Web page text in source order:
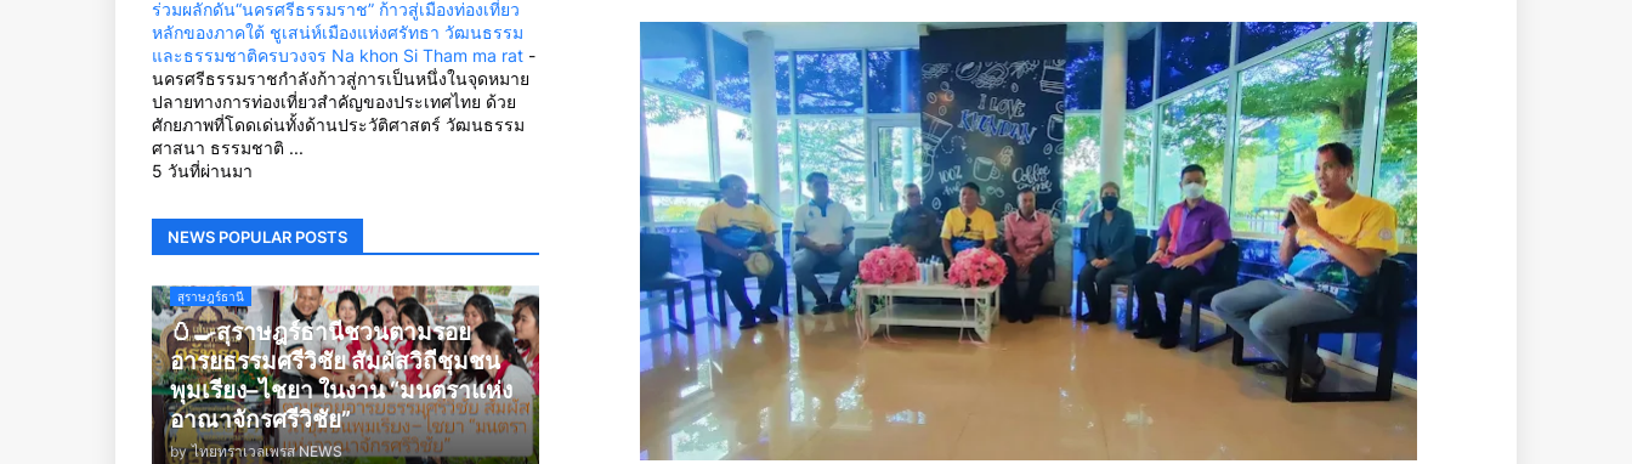
ร่วมผลักดัน“นครศรีธรรมราช” ก้าวสู่เมืองท่องเที่ยว
หลักของภาคใต้ ชูเสน่ห์เมืองแห่งศรัทธา วัฒนธรรม
และธรรมชาติครบวงจร Na khon Si Tham ma rat -
นครศรีธรรมราชกำลังก้าวสู่การเป็นหนึ่งในจุดหมาย
ปลายทางการท่องเที่ยวสำคัญของประเทศไทย ด้วย
ศักยภาพที่โดดเด่นทั้งด้านประวัติศาสตร์ วัฒนธรรม
ศาสนา ธรรมชาติ ...
5 วันที่ผ่านมา
NEWS POPULAR POSTS
สุราษฎร์ธานี
🥚🍳สุราษฎร์ธานีชวนตามรอย
อารยธรรมศรีวิชัย สัมผัสวิถีชุมชน
พุมเรียง–ไชยา ในงาน “มนตราแห่ง
อาณาจักรศรีวิชัย”
by ไทยทราเวลเพรส NEWS